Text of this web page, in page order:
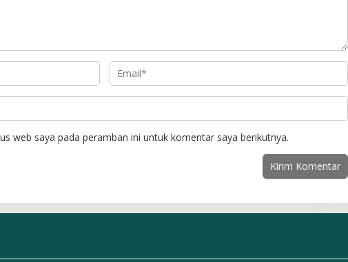
web saya pada peramban ini untuk komentar saya berikutnya.